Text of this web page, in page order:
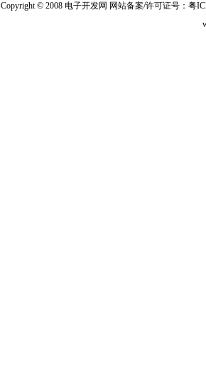
Copyright © 2008 电子开发网 网站备案/许可证号：粤